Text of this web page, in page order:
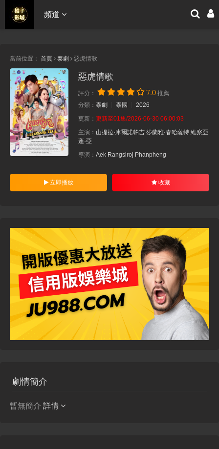
頻道
當前位置： 首頁 泰劇 惡虎情歌
惡虎情歌
評分： 7.0 推薦
分類： 泰劇 泰國
2026
更新： 更新至01集/2026-06-30 06:00:03
主演： 山提拉·庫爾諾帕吉 莎蘭雅·春哈薩特 維察亞
蓬·亞
導演： Aek Rangsiroj Phanpheng
立即播放 收藏
劇情簡介
暫無簡介 詳情